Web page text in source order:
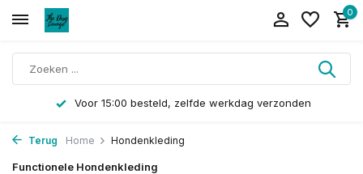
0
Langskomen kan op afspraak
Terug Home Hondenkleding
Functionele Hondenkleding